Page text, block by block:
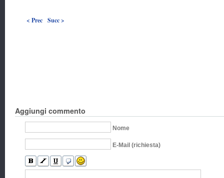
< Prec Succ >
Aggiungi commento
Nome
E-Mail (richiesta)